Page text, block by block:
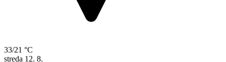
33/21 °C
streda 12. 8.